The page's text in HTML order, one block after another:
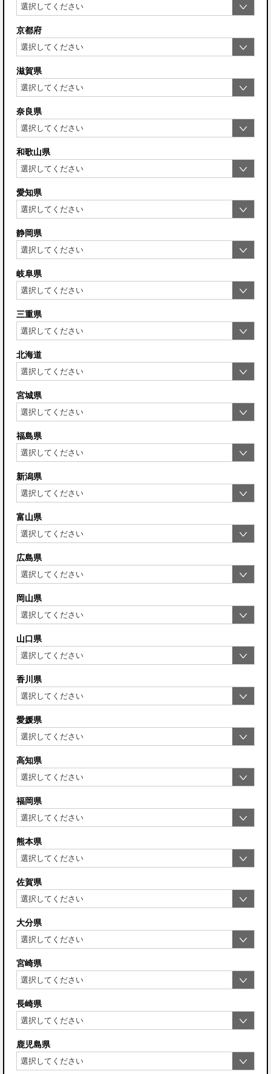
京都府
滋賀県
奈良県
和歌山県
愛知県
静岡県
岐阜県
三重県
北海道
宮城県
福島県
新潟県
富山県
広島県
岡山県
山口県
香川県
愛媛県
高知県
福岡県
熊本県
佐賀県
大分県
宮崎県
長崎県
鹿児島県